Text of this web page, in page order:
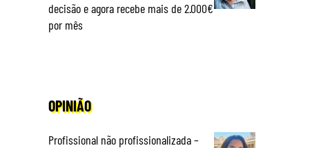
decisão e agora recebe mais de 2.000€
por mês
OPINIÃO
Profissional não profissionalizada –